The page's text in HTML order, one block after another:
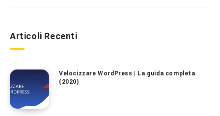
Articoli Recenti
Velocizzare WordPress | La guida completa
(2020)